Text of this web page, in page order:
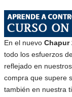
En el nuevo Chapur
todo los esfuerzos
reflejado en
compra que supere
también en nuestra